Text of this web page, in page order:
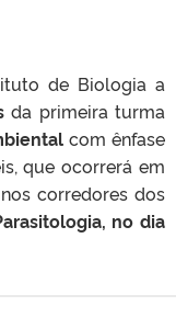
de Biologia a
da primeira turma
com ênfase
que ocorrerá em
corredores dos
no dia